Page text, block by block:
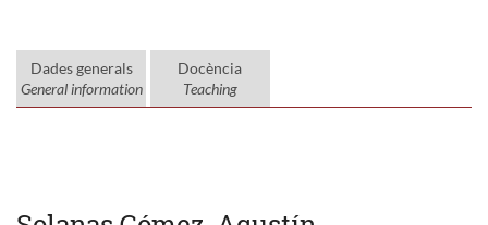
Dades generals
General information
Docència
Teaching